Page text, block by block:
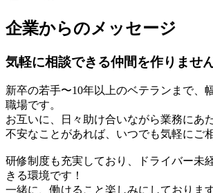
企業からのメッセージ
気軽に相談できる仲間を作りませ
新卒の若手〜10年以上のベテランまで、
職場です。
お互いに、日々助け合いながら業務にあ
不安なことがあれば、いつでも気軽にご
研修制度も充実しており、ドライバー未
きる環境です！
一緒に、働けること楽しみにしておりま